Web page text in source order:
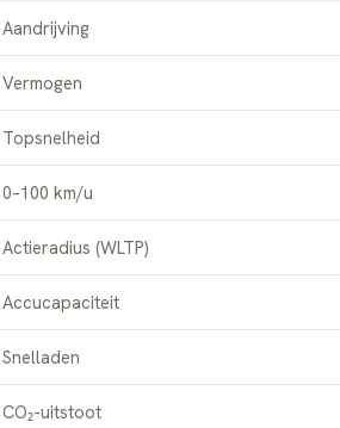
Aandrijving
Vermogen
Topsnelheid
0–100 km/u
Actieradius (WLTP)
Accucapaciteit
Snelladen
CO₂-uitstoot